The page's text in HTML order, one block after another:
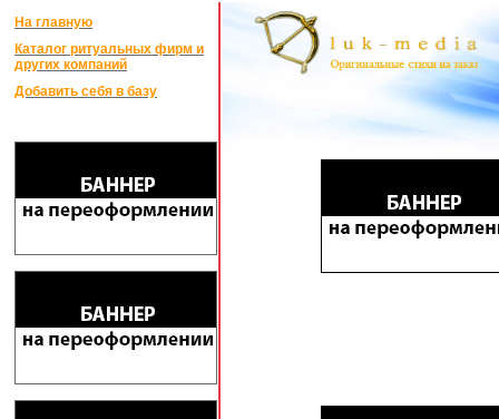
На главную
Каталог ритуальных фирм и
других компаний
Добавить себя в базу